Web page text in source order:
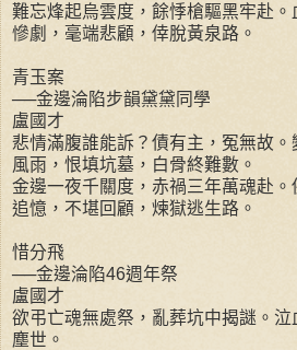
難忘烽起烏雲度，餘悸槍驅黑牢赴
慘劇，毫端悲顧，倖脫黃泉路。
青玉案
──金邊淪陷步韻黛黛同學
盧國才
悲情滿腹誰能訴？債有主，冤無故
風雨，恨填坑墓，白骨終難數。
金邊一夜千關度，赤禍三年萬魂赴
追憶，不堪回顧，煉獄逃生路。
惜分飛
──金邊淪陷46週年祭
盧國才
欲弔亡魂無處祭，亂葬坑中揭謎。
塵世。